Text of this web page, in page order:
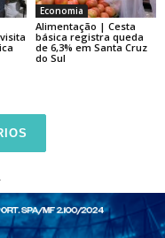
Economia
Alimentação | Cesta
básica registra queda
de 6,3% em Santa Cruz
do Sul